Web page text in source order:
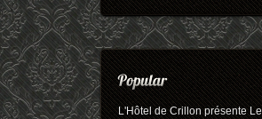
L'Hôtel de Crillon présente Le